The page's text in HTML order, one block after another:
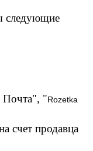
следующие
Почта", "Rozetka
счет продавца